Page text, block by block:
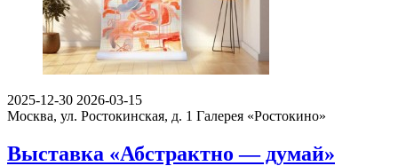
2025-12-30 2026-03-15
Москва, ул. Ростокинская, д. 1 Галерея «Ростокино»
Выставка «Абстрактно — думай»